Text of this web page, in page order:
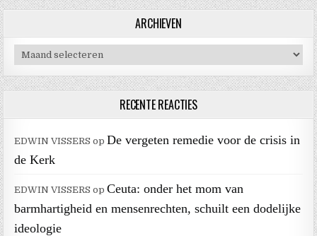
ARCHIEVEN
Archieven
RECENTE REACTIES
EDWIN VISSERS op De vergeten remedie voor de crisis in
de Kerk
EDWIN VISSERS opCeuta: onder het mom van
barmhartigheid en mensenrechten, schuilt een dodelijke
ideologie